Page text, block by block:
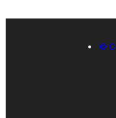
©